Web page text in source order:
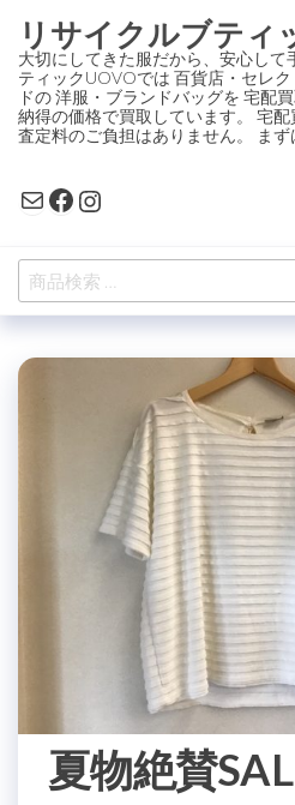
ン
テ
ン
ツ
プ
リサイクルブティ
大切にしてきた服だから、安心して
ティックUOVOでは 百貨店・セレ
ドの 洋服・ブランドバッグを 宅配
納得の価格で買取しています。 宅配
査定料のご負担はありません。 ま
MailFacebook
Instagram
検
索
象:
夏物絶賛